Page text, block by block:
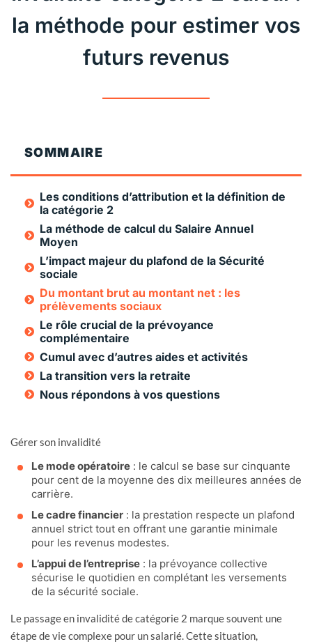
la méthode pour estimer vos
futurs revenus
Gérer son invalidité
Le mode opératoire : le calcul se base sur cinquante
pour cent de la moyenne des dix meilleures années de
carrière.
Le cadre financier : la prestation respecte un plafond
annuel strict tout en offrant une garantie minimale
pour les revenus modestes.
L’appui de l’entreprise : la prévoyance collective
sécurise le quotidien en complétant les versements
de la sécurité sociale.
Le passage en invalidité de catégorie 2 marque souvent une
étape de vie complexe pour un salarié. Cette situation,
SOMMAIRE
Les conditions d’attribution et la définition de
la catégorie 2
La méthode de calcul du Salaire Annuel
Moyen
L’impact majeur du plafond de la Sécurité
sociale
Du montant brut au montant net : les
prélèvements sociaux
Le rôle crucial de la prévoyance
complémentaire
Cumul avec d’autres aides et activités
La transition vers la retraite
Nous répondons à vos questions